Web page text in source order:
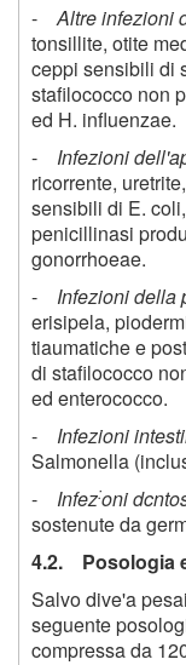
-Altre infezioni
tonsillite, otite
ceppi sensibili di
stafilococco non
ed H. influenzae.
- Infezioni
ricorrente,
sensibili di E.
penicillinasi
gonorrhoeae.
- Infezioni della
erisipela,
tiaumatiche e
di stafilococco
ed enterococco.
- Infezioni
Salmonella
- Infez:oni
sostenute da
4.2. Posologia
Salvo dive'a
seguente
compressa da